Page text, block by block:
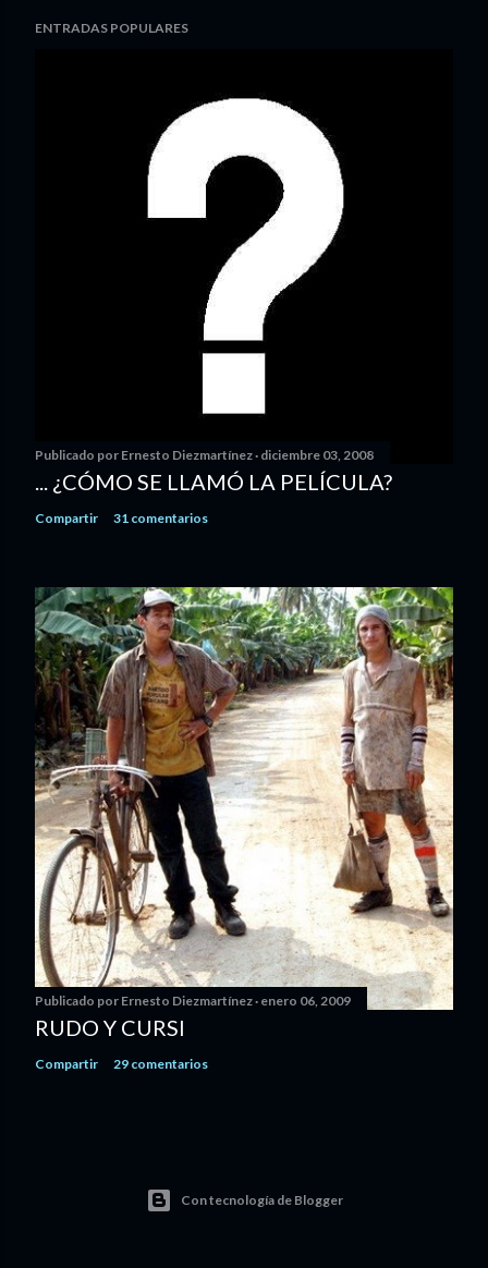
ENTRADAS POPULARES
Publicado por Ernesto Diezmartínez diciembre 03, 2008
... ¿CÓMO SE LLAMÓ LA PELÍCULA?
Compartir 31 comentarios
Publicado por Ernesto Diezmartínez enero 06, 2009
RUDO Y CURSI
Compartir 29 comentarios
Con tecnología de Blogger